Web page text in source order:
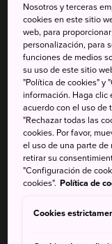
instalaciones, así
necesitas o de
5.ª estación.
ofrece la ruta,
precauciones
protegerte del sol.
Nosotros y terceras
cookies en este sitio
web, para
personalización, para
funciones de medios
su uso de este sitio
"Política de cookies" y
información. Haga clic
acuerdo con el uso de
"Rechazar todas las
cookies. Por favor,
el uso de una parte de
retirar su
"Configuración de
cookies". Política de
Cookies